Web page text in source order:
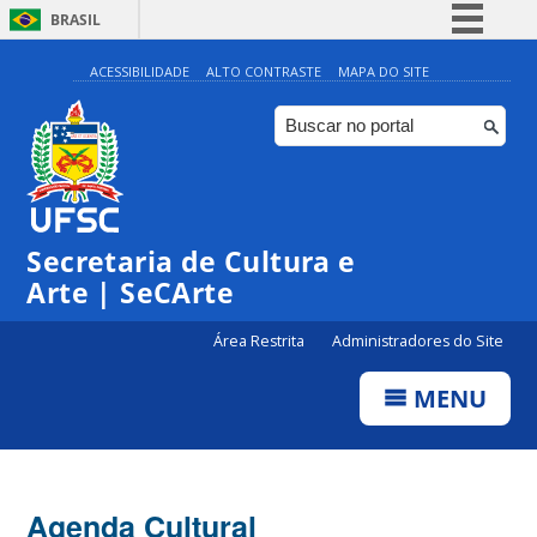
BRASIL
Simplifique!
Comunica BR
Participe
ACESSIBILIDADE ALTO CONTRASTE MAPA DO SITE
Secretaria de Cultura e
Arte | SeCArte
Área Restrita Administradores do Site
MENU
Agenda Cultural